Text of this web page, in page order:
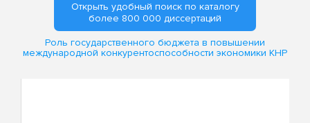
Открыть удобный поиск по каталогу
более 800 000 диссертаций
Роль государственного бюджета в повышении
международной конкурентоспособности экономики КНР